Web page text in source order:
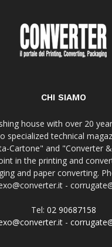
CHI SIAMO
house with over 20
specialized technical
Cartone" and "Converter
in the printing and
and paper converting.
-
Tel: 02 90687158
-